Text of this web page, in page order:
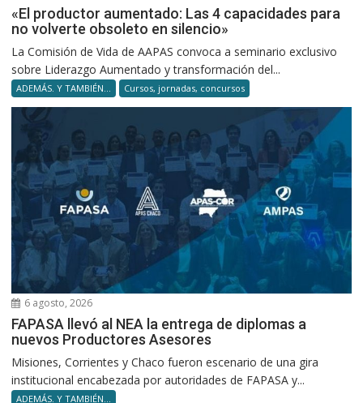
«El productor aumentado: Las 4 capacidades para
no volverte obsoleto en silencio»
La Comisión de Vida de AAPAS convoca a seminario exclusivo
sobre Liderazgo Aumentado y transformación del...
ADEMÁS. Y TAMBIÉN... Cursos, jornadas, concursos
6 agosto, 2026
FAPASA llevó al NEA la entrega de diplomas a
nuevos Productores Asesores
Misiones, Corrientes y Chaco fueron escenario de una gira
institucional encabezada por autoridades de FAPASA y...
ADEMÁS. Y TAMBIÉN...